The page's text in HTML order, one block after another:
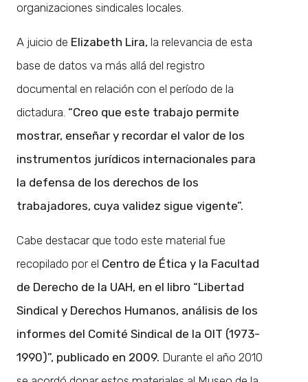
organizaciones sindicales locales.
A juicio de Elizabeth Lira, la relevancia de esta
base de datos va más allá del registro
documental en relación con el período de la
dictadura. “Creo que este trabajo permite
mostrar, enseñar y recordar el valor de los
instrumentos jurídicos internacionales para
la defensa de los derechos de los
trabajadores, cuya validez sigue vigente”.
Cabe destacar que todo este material fue
recopilado por el Centro de Ética y la Facultad
de Derecho de la UAH, en el libro “Libertad
Sindical y Derechos Humanos, análisis de los
informes del Comité Sindical de la OIT (1973-
1990)”, publicado en 2009. Durante el año 2010